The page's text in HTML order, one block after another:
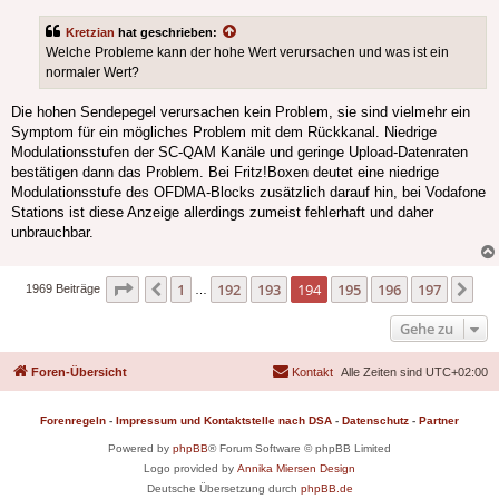
Kretzian hat geschrieben:
Welche Probleme kann der hohe Wert verursachen und was ist ein
normaler Wert?
Die hohen Sendepegel verursachen kein Problem, sie sind vielmehr ein
Symptom für ein mögliches Problem mit dem Rückkanal. Niedrige
Modulationsstufen der SC-QAM Kanäle und geringe Upload-Datenraten
bestätigen dann das Problem. Bei Fritz!Boxen deutet eine niedrige
Modulationsstufe des OFDMA-Blocks zusätzlich darauf hin, bei Vodafone
Stations ist diese Anzeige allerdings zumeist fehlerhaft und daher
unbrauchbar.
1969 Beiträge Seite 194 von197
Vorherige
1 192 193 194 195 196 197
Gehe zu
Foren-Übersicht Alle Zeiten sind UTC+02:00
Kontakt
Forenregeln - Impressum und Kontaktstelle nach DSA - Datenschutz - Partner
Powered by phpBB® Forum Software © phpBB Limited
Logo provided by Annika Miersen Design
Deutsche Übersetzung durch phpBB.de